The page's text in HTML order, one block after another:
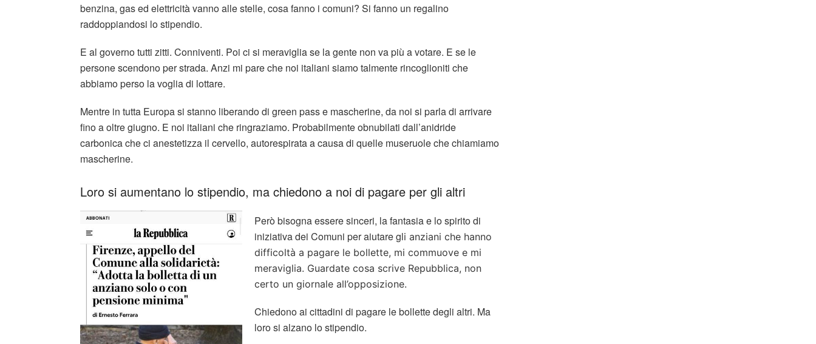
benzina, gas ed elettricità vanno alle stelle, cosa fanno i comuni? Si fanno un regalino
raddoppiandosi lo stipendio.
E al governo tutti zitti. Conniventi. Poi ci si meraviglia se la gente non va più a votare. E se le
persone scendono per strada. Anzi mi pare che noi italiani siamo talmente rincoglioniti che
abbiamo perso la voglia di lottare.
Mentre in tutta Europa si stanno liberando di green pass e mascherine, da noi si parla di arrivare
fino a oltre giugno. E noi italiani che ringraziamo. Probabilmente obnubilati dall’anidride
carbonica che ci anestetizza il cervello, autorespirata a causa di quelle museruole che chiamiamo
mascherine.
Loro si aumentano lo stipendio, ma chiedono a noi di pagare per gli altri
Però bisogna essere sinceri, la fantasia e lo spirito di
iniziativa dei Comuni per aiutare gli anziani che hanno
difficoltà a pagare le bollette, mi commuove e mi
meraviglia. Guardate cosa scrive Repubblica, non
certo un giornale all’opposizione.
Chiedono ai cittadini di pagare le bollette degli altri. Ma
loro si alzano lo stipendio.